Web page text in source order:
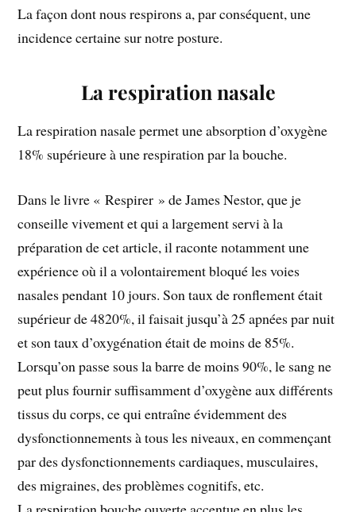
La façon dont nous respirons a, par conséquent, une
incidence certaine sur notre posture.
La respiration nasale
La respiration nasale permet une absorption d’oxygène
18% supérieure à une respiration par la bouche.
Dans le livre « Respirer » de James Nestor, que je
conseille vivement et qui a largement servi à la
préparation de cet article, il raconte notamment une
expérience où il a volontairement bloqué les voies
nasales pendant 10 jours. Son taux de ronflement était
supérieur de 4820%, il faisait jusqu’à 25 apnées par nuit
et son taux d’oxygénation était de moins de 85%.
Lorsqu’on passe sous la barre de moins 90%, le sang ne
peut plus fournir suffisamment d’oxygène aux différents
tissus du corps, ce qui entraîne évidemment des
dysfonctionnements à tous les niveaux, en commençant
par des dysfonctionnements cardiaques, musculaires,
des migraines, des problèmes cognitifs, etc.